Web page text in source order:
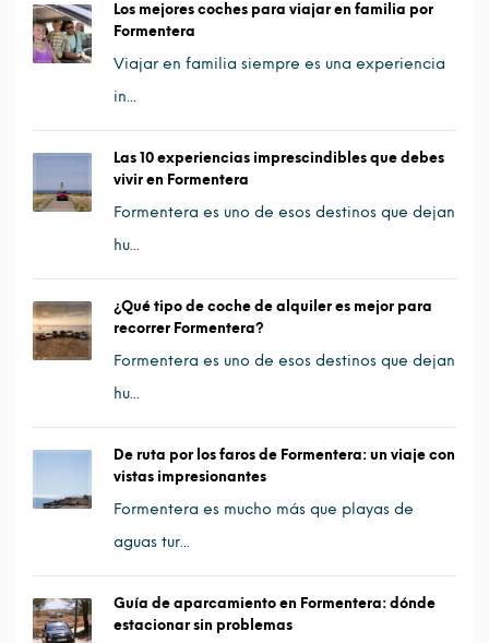
Los mejores coches para viajar en familia por
Formentera
Viajar en familia siempre es una experiencia
in...
Las 10 experiencias imprescindibles que debes
vivir en Formentera
Formentera es uno de esos destinos que dejan
hu...
¿Qué tipo de coche de alquiler es mejor para
recorrer Formentera?
Formentera es uno de esos destinos que dejan
hu...
De ruta por los faros de Formentera: un viaje con
vistas impresionantes
Formentera es mucho más que playas de
aguas tur...
Guía de aparcamiento en Formentera: dónde
estacionar sin problemas